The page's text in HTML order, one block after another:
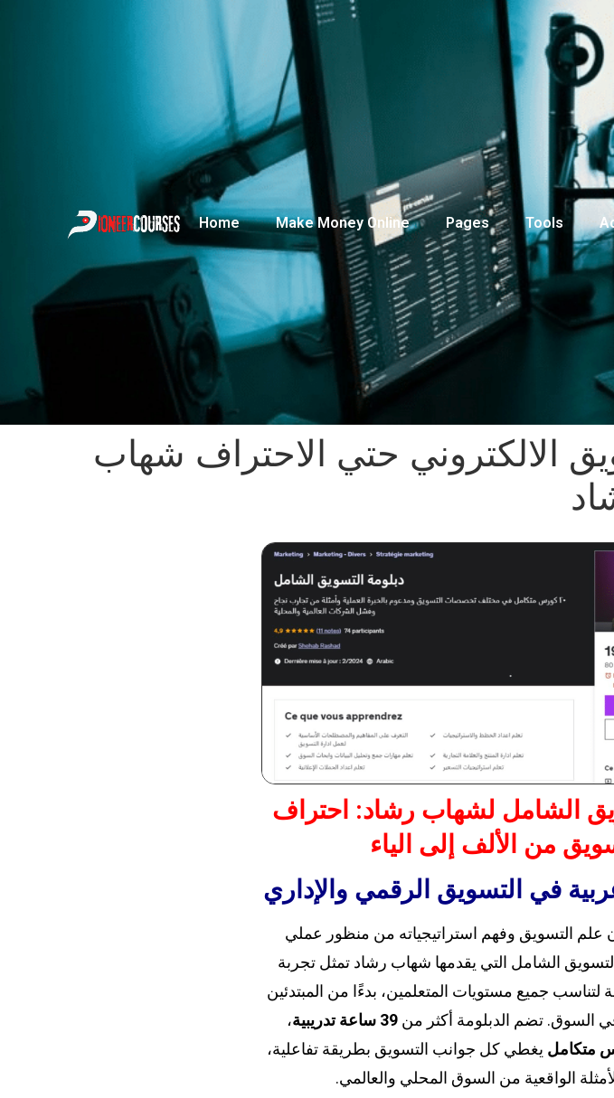
Home Make Money Online Pages Tools
الالكتروني حتي الاحتراف شهاب
الشامل لشهاب رشاد: احتراف
من الألف إلى الياء
في التسويق الرقمي والإداري
التسويق وفهم استراتيجياته من منظور عملي
الشامل التي يقدمها شهاب رشاد تمثل تجربة
لتناسب جميع مستويات المتعلمين، بدءًا من المبتدئين
السوق. تضم الدبلومة أكثر من39 ساعة تدريبية
،
يغطي كل جوانب التسويق بطريقة تفاعلية،
الواقعية من السوق المحلي والعالمي.